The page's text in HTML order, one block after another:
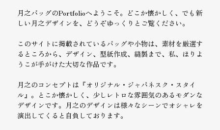
月之バッグのPortfolioへようこそ。どこか懐かしく、でも新
しい月之デザインを、どうぞゆっくりとご覧ください。
このサイトに掲載されているバッグや小物は、素材を厳選す
るところから、デザイン、型紙作成、縫製まで、私、ほりよ
うこが手がけた大切な作品です。
月之のコンセプトは『オリジナル・ジャパネスク・スタイ
ル』。とこか懐かしく、少しレトロな雰囲気のあるモダンな
デザインです。月之のデザインは様々なシーンでオシャレを
演出してくると自負しております。